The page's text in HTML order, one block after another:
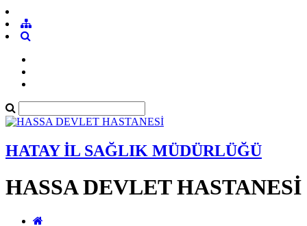
HATAY İL SAĞLIK MÜDÜRLÜĞÜ
HASSA DEVLET HASTANESİ